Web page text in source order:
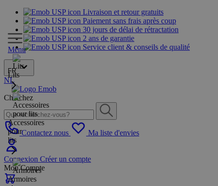
Livraison et retour gratuits
Paiement sans frais après coup
30 jours de délai de rétractation
2 ans de garantie
Service client & conseils de qualité
FR
NL
Cherchez
Contactez nous Ma liste d'envies
Connexion Créer un compte
Mon Compte
Menu
Lits
Accessoires
pour
lits
Armoires